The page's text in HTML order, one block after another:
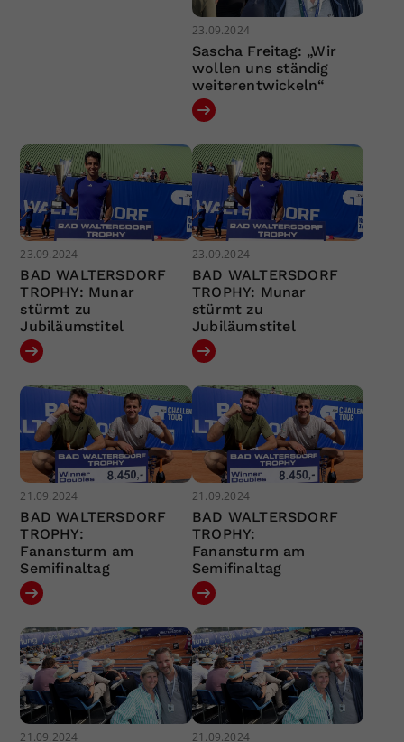
23.09.2024
Sascha Freitag: „Wir
wollen uns ständig
weiterentwickeln“
23.09.2024
BAD WALTERSDORF
TROPHY: Munar
stürmt zu
Jubiläumstitel
23.09.2024
BAD WALTERSDORF
TROPHY: Munar
stürmt zu
Jubiläumstitel
21.09.2024
BAD WALTERSDORF
TROPHY:
Fanansturm am
Semifinaltag
21.09.2024
BAD WALTERSDORF
TROPHY:
Fanansturm am
Semifinaltag
21.09.2024 21.09.2024